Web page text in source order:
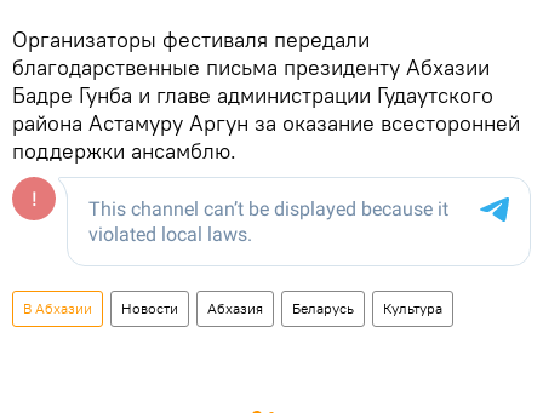
Организаторы фестиваля передали
благодарственные письма президенту Абхазии
Бадре Гунба и главе администрации Гудаутского
района Астамуру Аргун за оказание всесторонней
поддержки ансамблю.
В Абхазии Новости Абхазия Беларусь Культура